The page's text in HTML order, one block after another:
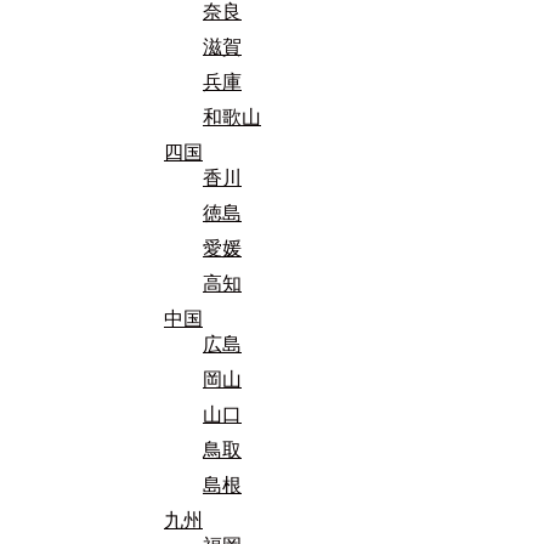
奈良
滋賀
兵庫
和歌山
四国
香川
徳島
愛媛
高知
中国
広島
岡山
山口
鳥取
島根
九州